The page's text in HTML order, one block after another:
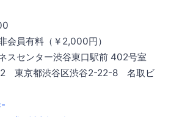
員有料（￥2,000円）
センター渋谷東口駅前 402号室
都渋谷区渋谷2-22-8 名取ビ